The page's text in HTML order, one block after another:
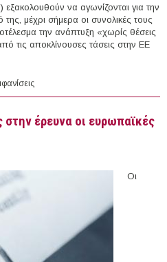
να αγωνίζονται για την
μέχρι σήμερα οι συνολικές τους
την ανάπτυξη «χωρίς θέσεις
τις αποκλίνουσες τάσεις στην ΕΕ
Ευρώπη σε κρίσιμη καμπή: 90.000
στην Ελλάδα έκλεισαν το διάστημα 2008-
στην έρευνα οι ευρωπαϊκές
Οι